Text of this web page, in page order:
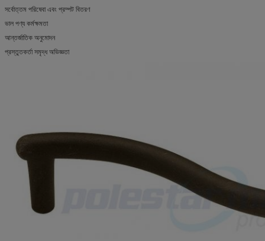
সর্বোত্তম পরিষেবা এবং প্রম্পট বিতরণ
ভাল পণ্য কর্মক্ষমতা
আন্তর্জাতিক অনুমোদন
প্রস্তুতকর্তা সমৃদ্ধ অভিজ্ঞতা